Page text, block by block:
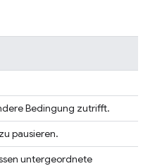
Bedingung zutrifft.
pausieren.
untergeordnete